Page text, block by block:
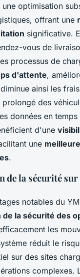
optimisation
offrant une
significative.
vous de
processus de
d'attente,
ainsi les
prolongé des
données en temps
d'une
une
.
de la sécurité sur
notables du
la sécurité des
les
réduit le
sur des sites
complexes.